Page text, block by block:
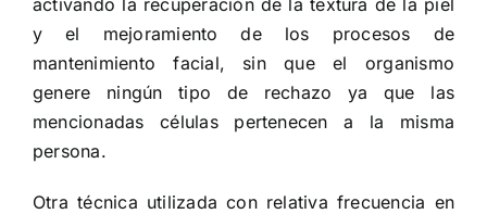
y el mejoramiento de los procesos de
mantenimiento facial, sin que el organismo
genere ningún tipo de rechazo ya que las
mencionadas células pertenecen a la misma
persona.
Otra técnica utilizada con relativa frecuencia en